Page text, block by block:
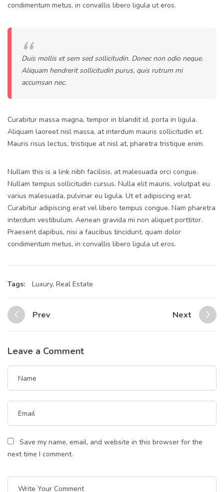
condimentum metus, in convallis libero ligula ut eros.
Duis mollis et sem sed sollicitudin. Donec non odio neque.
Aliquam hendrerit sollicitudin purus, quis rutrum mi
accumsan nec.
Curabitur massa magna, tempor in blandit id, porta in ligula.
Aliquam laoreet nisl massa, at interdum mauris sollicitudin et.
Mauris risus lectus, tristique at nisl at, pharetra tristique enim.
Nullam this is a link nibh facilisis, at malesuada orci congue.
Nullam tempus sollicitudin cursus. Nulla elit mauris, volutpat eu
varius malesuada, pulvinar eu ligula. Ut et adipiscing erat.
Curabitur adipiscing erat vel libero tempus congue. Nam pharetra
interdum vestibulum. Aenean gravida mi non aliquet porttitor.
Praesent dapibus, nisi a faucibus tincidunt, quam dolor
condimentum metus, in convallis libero ligula ut eros.
Tags: Luxury, Real Estate
Prev Next
Leave a Comment
Save my name, email, and website in this browser for the
next time I comment.